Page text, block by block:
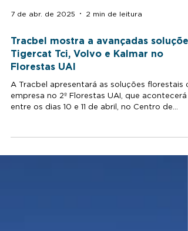
7 de abr. de 2025 2 min de leitura
Tracbel mostra a avançadas soluções
Tigercat Tci, Volvo e Kalmar no
Florestas UAI
A Tracbel apresentará as soluções florestais